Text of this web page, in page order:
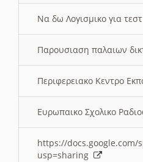
Να δω Λογισμικο για τεστ
Παρουσιαση παλαιων
Περιφερειακο Κεντρο
Ευρωπαικο Σχολικο
https://docs.google.com/
usp=sharing